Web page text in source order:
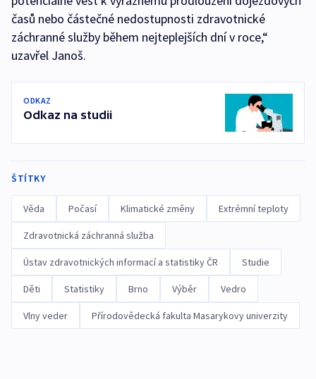
časů nebo částečné nedostupnosti zdravotnické
záchranné služby během nejteplejších dní v roce,“
uzavřel Janoš.
ODKAZ
Odkaz na studii
ŠTÍTKY
Věda Počasí Klimatické změny Extrémní teploty
Zdravotnická záchranná služba
Ústav zdravotnických informací a statistiky ČR Studie
Děti Statistiky Brno Výběr Vedro
Vlny veder Přírodovědecká fakulta Masarykovy univerzity